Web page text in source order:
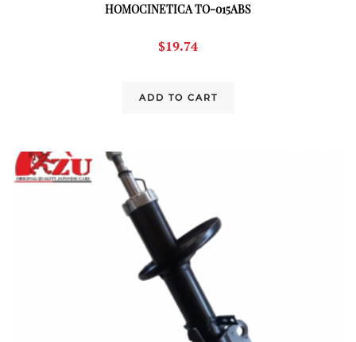
HOMOCINETICA TO-015ABS
$19.74
ADD TO CART